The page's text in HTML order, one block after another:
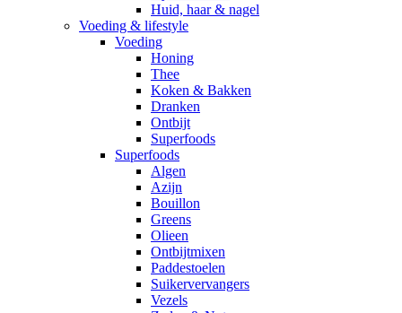
Huid, haar & nagel
Voeding & lifestyle
Voeding
Honing
Thee
Koken & Bakken
Dranken
Ontbijt
Superfoods
Superfoods
Algen
Azijn
Bouillon
Greens
Olieen
Ontbijtmixen
Paddestoelen
Suikervervangers
Vezels